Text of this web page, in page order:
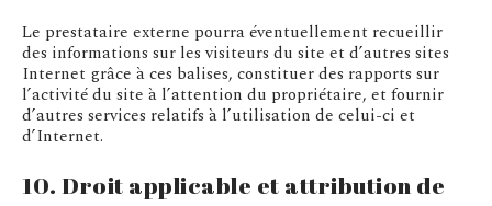
Le prestataire externe pourra éventuellement recueillir
des informations sur les visiteurs du site et d’autres sites
Internet grâce à ces balises, constituer des rapports sur
l’activité du site à l’attention du propriétaire, et fournir
d’autres services relatifs à l’utilisation de celui-ci et
d’Internet.
10. Droit applicable et attribution de